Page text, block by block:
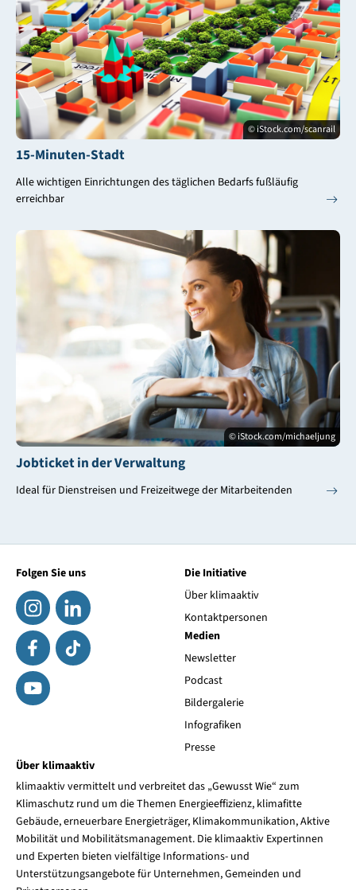
© iStock.com/scanrail
15-Minuten-Stadt
Alle wichtigen Einrichtungen des täglichen Bedarfs fußläufig
erreichbar
© iStock.com/michaeljung
Jobticket in der Verwaltung
Ideal für Dienstreisen und Freizeitwege der Mitarbeitenden
Folgen Sie uns
Die Initiative
Über klimaaktiv
Kontaktpersonen
Medien
Newsletter
Podcast
Bildergalerie
Infografiken
Presse
Über klimaaktiv
klimaaktiv vermittelt und verbreitet das „Gewusst Wie“ zum
Klimaschutz rund um die Themen Energieeffizienz, klimafitte
Gebäude, erneuerbare Energieträger, Klimakommunikation, Aktive
Mobilität und Mobilitätsmanagement. Die klimaaktiv Expertinnen
und Experten bieten vielfältige Informations- und
Unterstützungsangebote für Unternehmen, Gemeinden und